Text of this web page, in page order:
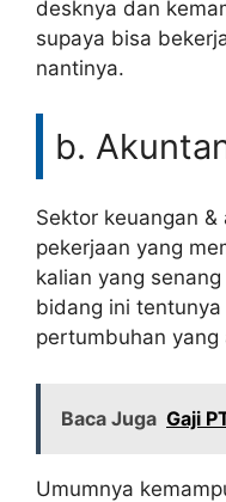
desknya dan
supaya bisa
nantinya.
b.
Sektor keuangan
pekerjaan yang
kalian yang
bidang ini
pertumbuhan yang
Baca Juga Gaji
Umumnya